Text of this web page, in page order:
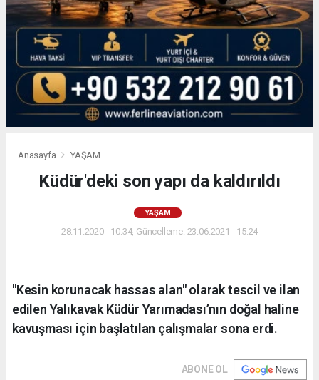
Anasayfa YAŞAM
Küdür'deki son yapı da kaldırıldı
YAŞAM
28.11.2020 - 10:34, Güncelleme: 23.06.2021 - 15:24
"Kesin korunacak hassas alan" olarak tescil ve ilan
edilen Yalıkavak Küdür Yarımadası’nın doğal haline
kavuşması için başlatılan çalışmalar sona erdi.
ABONE OL